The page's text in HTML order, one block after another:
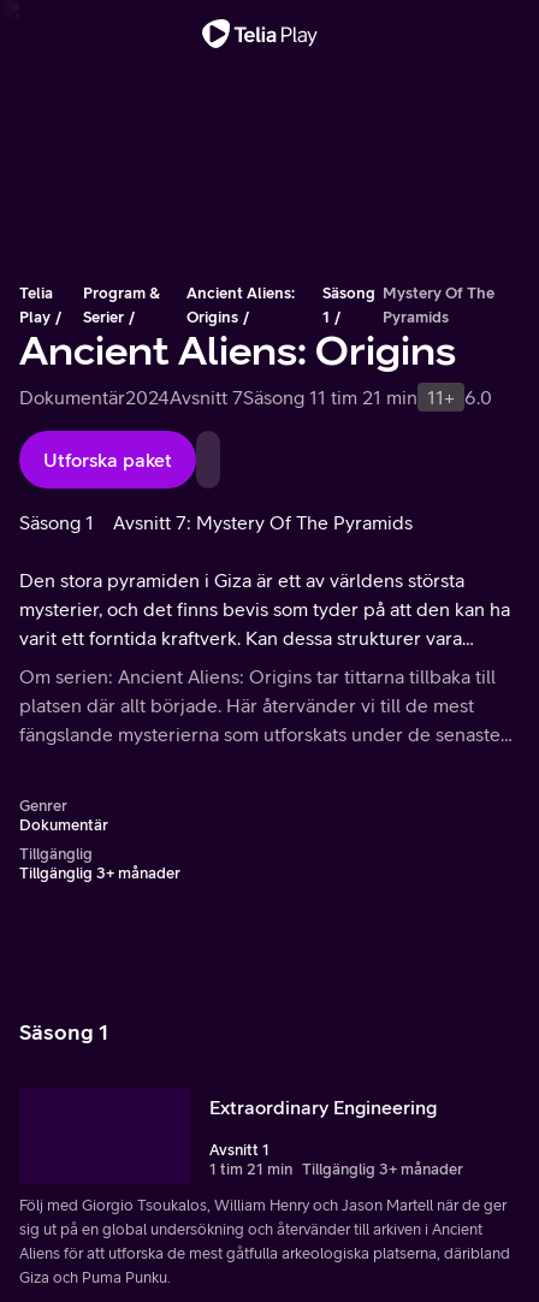
Telia
Play
Program &
Serier
Ancient Aliens:
Origins
Säsong
1
Mystery Of The
Pyramids
Ancient Aliens: Origins
Dokumentär2024Avsnitt 7Säsong 11 tim 21 min 11+ 6.0
Utforska paket
Säsong 1 Avsnitt 7: Mystery Of The Pyramids
Den stora pyramiden i Giza är ett av världens största
mysterier, och det finns bevis som tyder på att den kan ha
varit ett forntida kraftverk. Kan dessa strukturer vara
nyckeln till att avslöja sanningen om mänsklighetens
utomjordiska förflutna?
Om serien: Ancient Aliens: Origins tar tittarna tillbaka till
platsen där allt började. Här återvänder vi till de mest
fängslande mysterierna som utforskats under de senaste
Genrer
Dokumentär
Tillgänglig
Tillgänglig 3+ månader
Säsong 1
Extraordinary Engineering
Avsnitt 1
1 tim 21 min Tillgänglig 3+ månader
Följ med Giorgio Tsoukalos, William Henry och Jason Martell när de ger
sig ut på en global undersökning och återvänder till arkiven i Ancient
Aliens för att utforska de mest gåtfulla arkeologiska platserna, däribland
Giza och Puma Punku.